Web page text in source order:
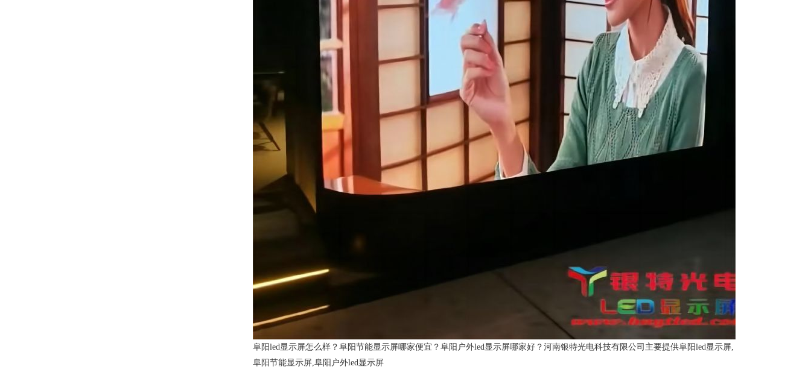
阜阳led显示屏怎么样？阜阳节能显示屏哪家便宜？阜阳户外led显示屏哪家好？河南银特光电科技有限公司主要提供阜阳led显示屏,
阜阳节能显示屏,阜阳户外led显示屏